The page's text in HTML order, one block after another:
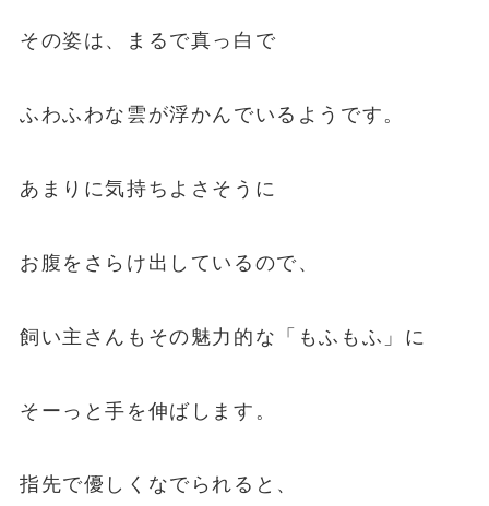
その姿は、まるで真っ白で
ふわふわな雲が浮かんでいるようです。
あまりに気持ちよさそうに
お腹をさらけ出しているので、
飼い主さんもその魅力的な「もふもふ」に
そーっと手を伸ばします。
指先で優しくなでられると、